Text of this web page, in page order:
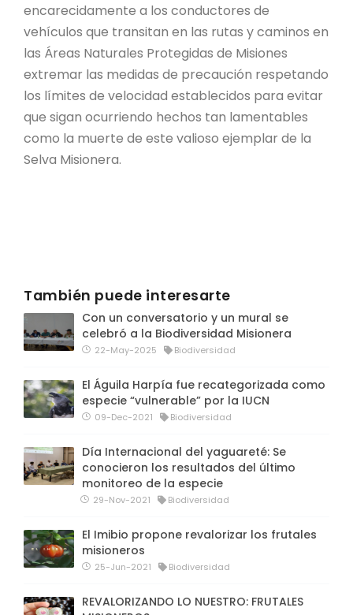
encarecidamente a los conductores de
vehículos que transitan en las rutas y caminos en
las Áreas Naturales Protegidas de Misiones
extremar las medidas de precaución respetando
los límites de velocidad establecidos para evitar
que sigan ocurriendo hechos tan lamentables
como la muerte de este valioso ejemplar de la
Selva Misionera.
También puede interesarte
Con un conversatorio y un mural se
celebró a la Biodiversidad Misionera
22-May-2025 Biodiversidad
El Águila Harpía fue recategorizada como
especie “vulnerable” por la IUCN
09-Dec-2021 Biodiversidad
Día Internacional del yaguareté: Se
conocieron los resultados del último
monitoreo de la especie
29-Nov-2021 Biodiversidad
El Imibio propone revalorizar los frutales
misioneros
25-Jun-2021 Biodiversidad
REVALORIZANDO LO NUESTRO: FRUTALES